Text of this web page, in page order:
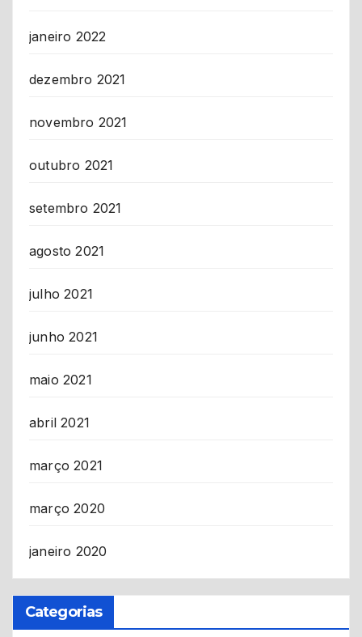
janeiro 2022
dezembro 2021
novembro 2021
outubro 2021
setembro 2021
agosto 2021
julho 2021
junho 2021
maio 2021
abril 2021
março 2021
março 2020
janeiro 2020
Categorias